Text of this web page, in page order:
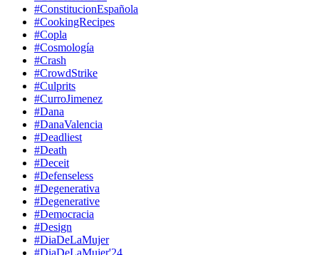
#ConstitucionEspañola
#CookingRecipes
#Copla
#Cosmología
#Crash
#CrowdStrike
#Culprits
#CurroJimenez
#Dana
#DanaValencia
#Deadliest
#Death
#Deceit
#Defenseless
#Degenerativa
#Degenerative
#Democracia
#Design
#DiaDeLaMujer